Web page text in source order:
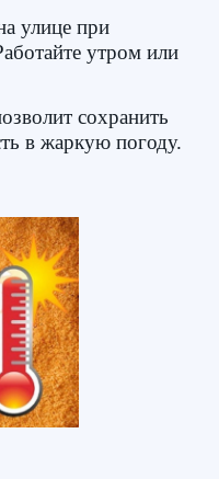
улице при
утром или
сохранить
в жаркую погоду.